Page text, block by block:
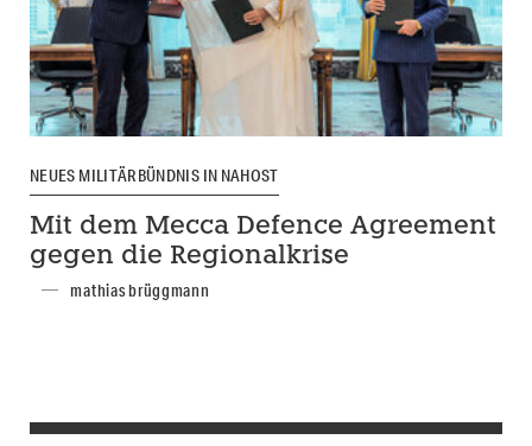
NEUES MILITÄRBÜNDNIS IN NAHOST
Mit dem Mecca Defence Agreement
gegen die Regionalkrise
mathias brüggmann